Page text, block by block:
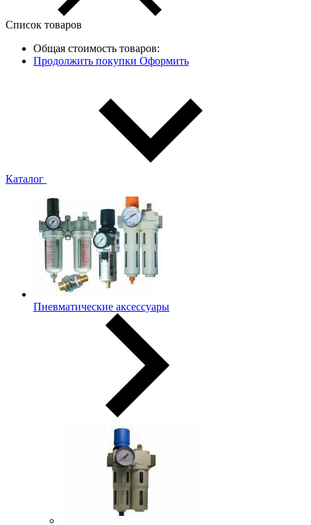
Список товаров
Общая стоимость товаров:
Продолжить покупки Оформить
Каталог
Пневматические аксессуары